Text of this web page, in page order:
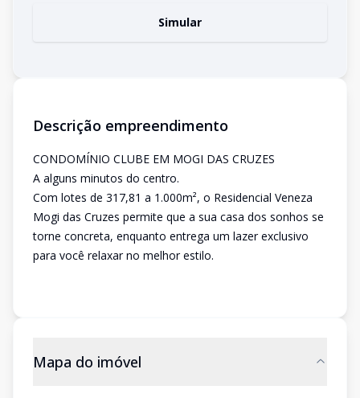
Simular
Descrição empreendimento
CONDOMÍNIO CLUBE EM MOGI DAS CRUZES
A alguns minutos do centro.
Com lotes de 317,81 a 1.000m², o Residencial Veneza
Mogi das Cruzes permite que a sua casa dos sonhos se
torne concreta, enquanto entrega um lazer exclusivo
para você relaxar no melhor estilo.
Mapa do imóvel